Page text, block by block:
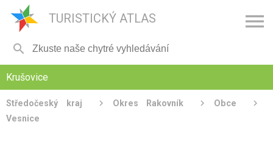
TURISTICKÝ ATLAS 

Krušovice
Středočeský kraj Okres Rakovník
Obce
Vesnice